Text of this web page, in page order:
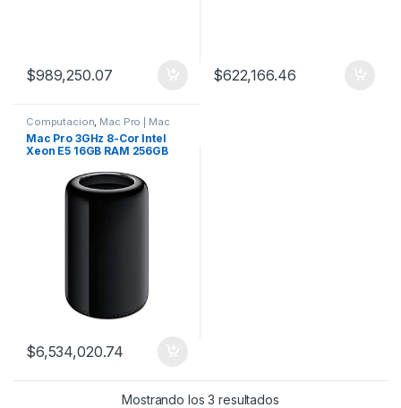
$989,250.07 $622,166.46
Computacion, Mac Pro | Mac
Mini
Mac Pro 3GHz 8-Cor Intel
Xeon E5 16GB RAM 256GB
$6,534,020.74
Mostrando los 3 resultados